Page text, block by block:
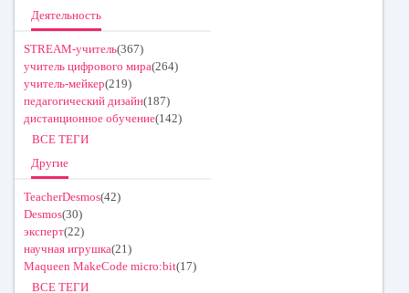
Деятельность
STREAM-учитель(367)
учитель цифрового мира(264)
учитель-мейкер(219)
педагогический дизайн(187)
дистанционное обучение(142)
ВСЕ ТЕГИ
Другие
TeacherDesmos(42)
Desmos(30)
эксперт(22)
научная игрушка(21)
Maqueen MakeCode micro:bit(17)
ВСЕ ТЕГИ